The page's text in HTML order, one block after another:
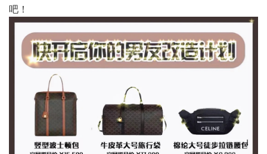
吧！